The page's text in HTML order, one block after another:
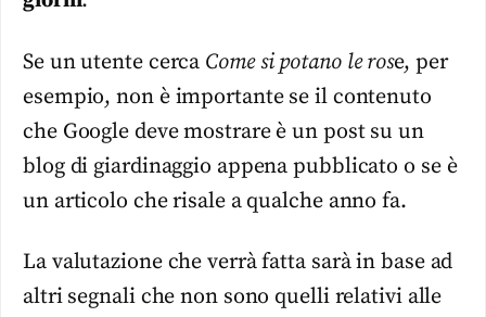
Se un utente cerca Come si potano le rose, per
esempio, non è importante se il contenuto
che Google deve mostrare è un post su un
blog di giardinaggio appena pubblicato o se è
un articolo che risale a qualche anno fa.
La valutazione che verrà fatta sarà in base ad
altri segnali che non sono quelli relativi alle